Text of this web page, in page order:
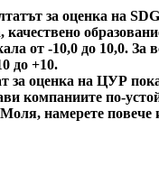
за оценка на
от -10,0 до 10,0. За
до +10.
за оценка на ЦУР
компаниите по-
намерете